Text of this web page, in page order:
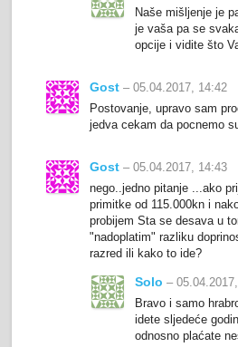
Naše mišljenje je
je vaša pa se
opcije i vidite što
Gost – 05.04.2017, 14:42
Postovanje, upravo sam
jedva cekam da pocnemo
Gost – 05.04.2017, 14:43
nego..jedno pitanje ...ako
primitke od 115.000kn i
probijem Sta se desava u
"nadoplatim" razliku
razred ili kako to ide?
Solo –
Bravo i samo
idete sljedeće
odnosno plaćate